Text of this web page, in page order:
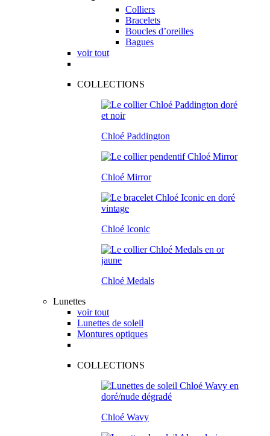
Colliers
Bracelets
Boucles d’oreilles
Bagues
voir tout
COLLECTIONS
Chloé Paddington
Chloé Mirror
Chloé Iconic
Chloé Medals
Lunettes
voir tout
Lunettes de soleil
Montures optiques
COLLECTIONS
Chloé Wavy